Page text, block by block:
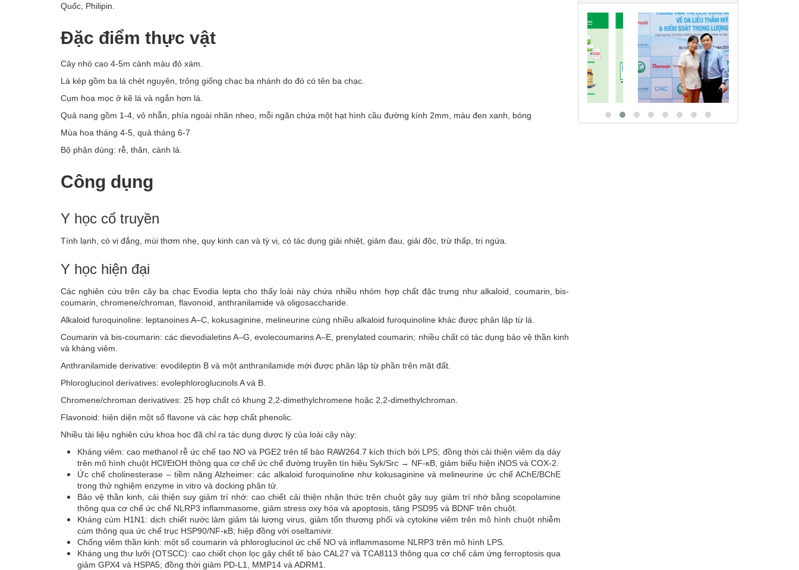
Quốc, Philipin.
Đặc điểm thực vật
Cây nhỏ cao 4-5m cành màu đỏ xám.
Lá kép gồm ba lá chét nguyên, trông giống chạc ba nhánh do đó có tên ba chạc.
Cụm hoa mọc ở kẽ lá và ngắn hơn lá.
Quả nang gồm 1-4, vỏ nhẵn, phía ngoài nhăn nheo, mỗi ngăn chứa một hạt hình cầu đường kính 2mm, màu đen xanh, bóng
Mùa hoa tháng 4-5, quả tháng 6-7
Bộ phận dùng: rễ, thân, cành lá.
Công dụng
Y học cổ truyền
Tính lạnh, có vị đắng, mùi thơm nhẹ, quy kinh can và tỳ vị, có tác dụng giải nhiệt, giảm đau, giải độc, trừ thấp, trị ngứa.
Y học hiện đại
Các nghiên cứu trên cây ba chạc Evodia lepta cho thấy loài này chứa nhiều nhóm hợp chất đặc trưng như alkaloid, coumarin, bis-
coumarin, chromene/chroman, flavonoid, anthranilamide và oligosaccharide.
Alkaloid furoquinoline: leptanoines A–C, kokusaginine, melineurine cùng nhiều alkaloid furoquinoline khác được phân lập từ lá.
Coumarin và bis-coumarin: các dievodialetins A–G, evolecoumarins A–E, prenylated coumarin; nhiều chất có tác dụng bảo vệ thần kinh
và kháng viêm.
Anthranilamide derivative: evodileptin B và một anthranilamide mới được phân lập từ phần trên mặt đất.
Phloroglucinol derivatives: evolephloroglucinols A và B.
Chromene/chroman derivatives: 25 hợp chất có khung 2,2-dimethylchromene hoặc 2,2-dimethylchroman.
Flavonoid: hiện diện một số flavone và các hợp chất phenolic.
Nhiều tài liệu nghiên cứu khoa học đã chỉ ra tác dụng dược lý của loài cây này:
Kháng viêm: cao methanol rễ ức chế tạo NO và PGE2 trên tế bào RAW264.7 kích thích bởi LPS; đồng thời cải thiện viêm dạ dày
trên mô hình chuột HCl/EtOH thông qua cơ chế ức chế đường truyền tín hiệu Syk/Src → NF-κB, giảm biểu hiện iNOS và COX-2.
Ức chế cholinesterase – tiềm năng Alzheimer: các alkaloid furoquinoline như kokusaginine và melineurine ức chế AChE/BChE
trong thử nghiệm enzyme in vitro và docking phân tử.
Bảo vệ thần kinh, cải thiện suy giảm trí nhớ: cao chiết cải thiện nhận thức trên chuột gây suy giảm trí nhớ bằng scopolamine
thông qua cơ chế ức chế NLRP3 inflammasome, giảm stress oxy hóa và apoptosis, tăng PSD95 và BDNF trên chuột.
Kháng cúm H1N1: dịch chiết nước làm giảm tải lượng virus, giảm tổn thương phổi và cytokine viêm trên mô hình chuột nhiễm
cúm thông qua ức chế trục HSP90/NF-κB; hiệp đồng với oseltamivir.
Chống viêm thần kinh: một số coumarin và phloroglucinol ức chế NO và inflammasome NLRP3 trên mô hình LPS.
Kháng ung thư lưỡi (OTSCC): cao chiết chọn lọc gây chết tế bào CAL27 và TCA8113 thông qua cơ chế cảm ứng ferroptosis qua
giảm GPX4 và HSPA5; đồng thời giảm PD-L1, MMP14 và ADRM1.